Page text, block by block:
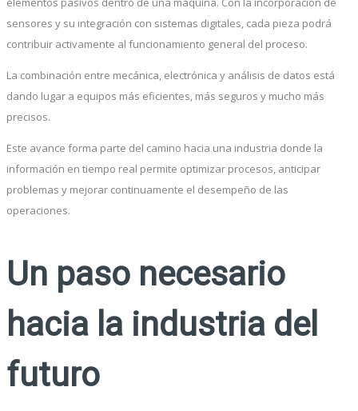
sensores y su integración con sistemas digitales, cada pieza podrá
contribuir activamente al funcionamiento general del proceso.
La combinación entre mecánica, electrónica y análisis de datos está
dando lugar a equipos más eficientes, más seguros y mucho más
precisos.
Este avance forma parte del camino hacia una industria donde la
información en tiempo real permite optimizar procesos, anticipar
problemas y mejorar continuamente el desempeño de las
operaciones.
Un paso necesario
hacia la industria del
futuro